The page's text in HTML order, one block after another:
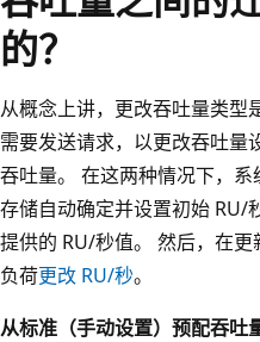
的？
从概念上讲，更改吞吐量类型
需要发送请求，以更改吞吐量
吞吐量。 在这两种情况下，
存储自动确定并设置初始 RU/
提供的 RU/秒值。 然后，在
负荷更改 RU/秒。
从标准（手动设置）预配吞吐